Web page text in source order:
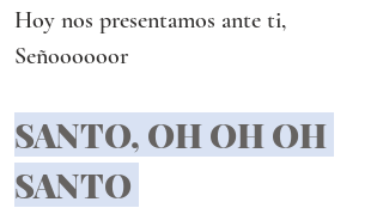
Hoy nos presentamos ante ti,
Señoooooor
SANTO, OH OH OH
SANTO